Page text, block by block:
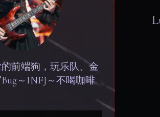
前端狗，玩乐队、金
～INFJ～不喝咖啡